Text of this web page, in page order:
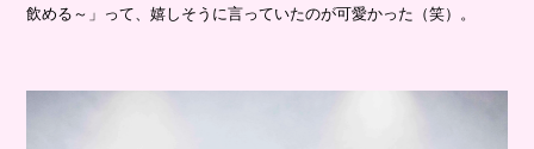
飲める～」って、嬉しそうに言っていたのが可愛かった（笑）。